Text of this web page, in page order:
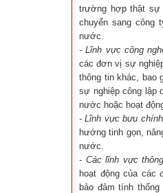
trường hợp thật sự
chuyển sang công
nước.
- Lĩnh vực công
các đơn vị sự
thông tin khác, bao
sự nghiệp công lập
nước hoặc hoạt
- Lĩnh vực bưu
hướng tinh gọn,
nước.
- Các lĩnh vực
hoạt động của các
bảo đảm tính